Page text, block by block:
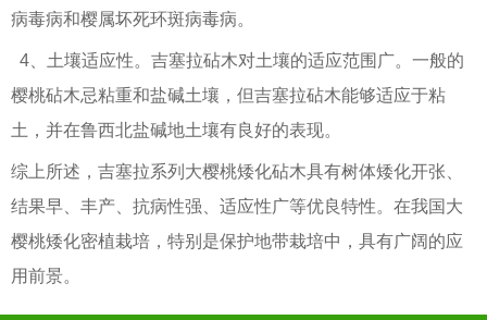
病毒病和樱属坏死环斑病毒病。
4、土壤适应性。吉塞拉砧木对土壤的适应范围广。一般的
樱桃砧木忌粘重和盐碱土壤，但吉塞拉砧木能够适应于粘
土，并在鲁西北盐碱地土壤有良好的表现。
综上所述，吉塞拉系列大樱桃矮化砧木具有树体矮化开张、
结果早、丰产、抗病性强、适应性广等优良特性。在我国大
樱桃矮化密植栽培，特别是保护地带栽培中，具有广阔的应
用前景。